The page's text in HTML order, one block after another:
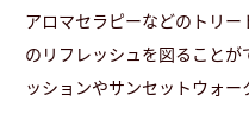
アロマセラピーなどのトリ
のリフレッシュを図ること
ッションやサンセットウォー